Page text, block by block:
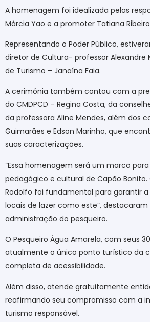
A homenagem foi idealizada pelas
Márcia Yao e a promoter Tatiana
Representando o Poder Público,
diretor de Cultura- professor Alexandre
de Turismo – Janaína Faia.
A cerimônia também contou com a
do CMDPCD – Regina Costa, da
da professora Aline Mendes, além dos
Guimarães e Edson Marinho, que
suas caracterizações.
“Essa homenagem será um marco
pedagógico e cultural de Capão Bonito.
Rodolfo foi fundamental para garantir
locais de lazer como este”, destacaram
administração do pesqueiro.
O Pesqueiro Água Amarela, com seus
atualmente o único ponto turístico da
completa de acessibilidade.
Além disso, atende gratuitamente
reafirmando seu compromisso com a
turismo responsável.